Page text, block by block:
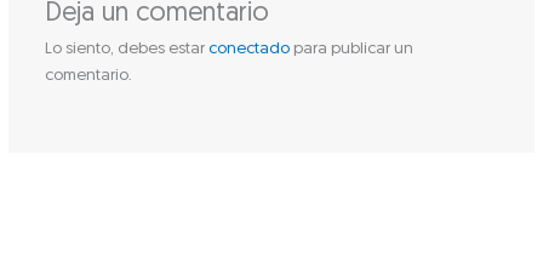
Deja un comentario
Lo siento, debes estar conectadopara publicar un
comentario.